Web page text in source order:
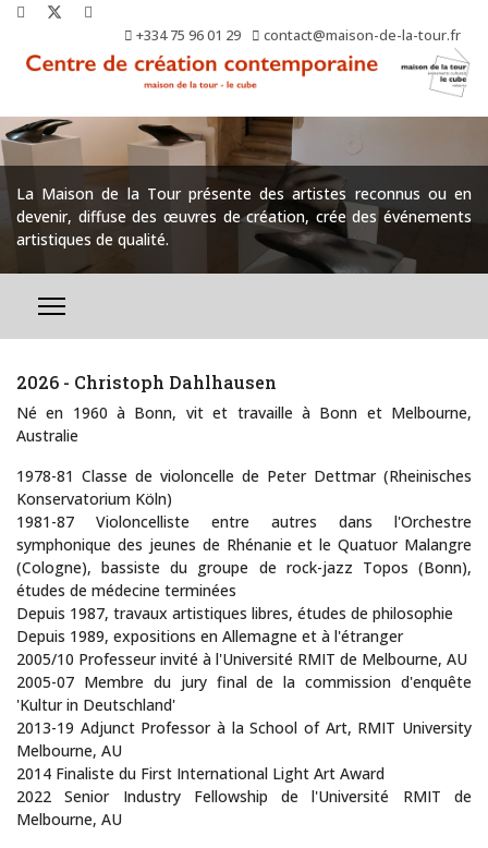
+334 75 96 01 29 contact@maison-de-la-tour.fr
La Maison de la Tour présente des artistes reconnus ou en
devenir, diffuse des œuvres de création, crée des événements
artistiques de qualité.
2026 - Christoph Dahlhausen
Né en 1960 à Bonn, vit et travaille à Bonn et Melbourne,
Australie
1978-81 Classe de violoncelle de Peter Dettmar (Rheinisches
Konservatorium Köln)
1981-87 Violoncelliste entre autres dans l'Orchestre
symphonique des jeunes de Rhénanie et le Quatuor Malangre
(Cologne), bassiste du groupe de rock-jazz Topos (Bonn),
études de médecine terminées
Depuis 1987, travaux artistiques libres, études de philosophie
Depuis 1989, expositions en Allemagne et à l'étranger
2005/10 Professeur invité à l'Université RMIT de Melbourne, AU
2005-07 Membre du jury final de la commission d'enquête
'Kultur in Deutschland'
2013-19 Adjunct Professor à la School of Art, RMIT University
Melbourne, AU
2014 Finaliste du First International Light Art Award
2022 Senior Industry Fellowship de l'Université RMIT de
Melbourne, AU